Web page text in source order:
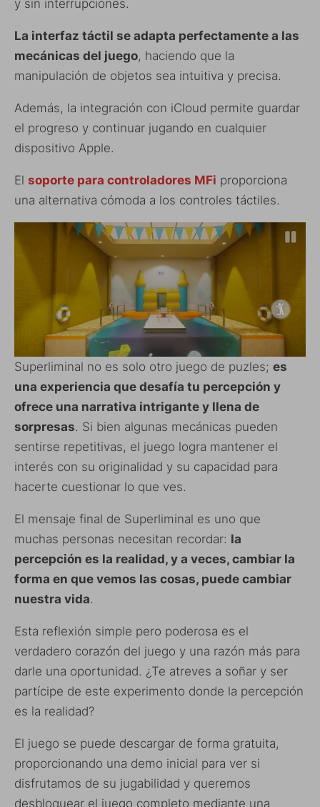
y sin interrupciones.
La interfaz táctil se adapta perfectamente a las
mecánicas del juego, haciendo que la
manipulación de objetos sea intuitiva y precisa.
Además, la integración con iCloud permite guardar
el progreso y continuar jugando en cualquier
dispositivo Apple.
El soporte para controladores MFi proporciona
una alternativa cómoda a los controles táctiles.
Superliminal no es solo otro juego de puzles; es
una experiencia que desafía tu percepción y
ofrece una narrativa intrigante y llena de
sorpresas. Si bien algunas mecánicas pueden
sentirse repetitivas, el juego logra mantener el
interés con su originalidad y su capacidad para
hacerte cuestionar lo que ves.
El mensaje final de Superliminal es uno que
muchas personas necesitan recordar: la
percepción es la realidad, y a veces, cambiar la
forma en que vemos las cosas, puede cambiar
nuestra vida.
Esta reflexión simple pero poderosa es el
verdadero corazón del juego y una razón más para
darle una oportunidad. ¿Te atreves a soñar y ser
partícipe de este experimento donde la percepción
es la realidad?
El juego se puede descargar de forma gratuita,
proporcionando una demo inicial para ver si
disfrutamos de su jugabilidad y queremos
desbloquear el juego completo mediante una